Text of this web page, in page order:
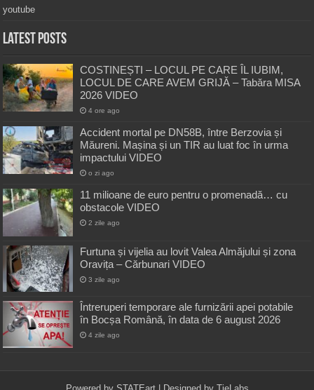
youtube
Latest Posts
COSTINEȘTI – LOCUL PE CARE ÎL IUBIM,
LOCUL DE CARE AVEM GRIJĂ – Tabăra MISA
2026 VIDEO
4 ore ago
Accident mortal pe DN58B, între Berzovia și
Măureni. Mașina și un TIR au luat foc în urma
impactului VIDEO
o zi ago
11 milioane de euro pentru o promenadă… cu
obstacole VIDEO
2 zile ago
Furtuna și vijelia au lovit Valea Almăjului și zona
Oravița – Cărbunari VIDEO
3 zile ago
Întreruperi temporare ale furnizării apei potabile
în Bocșa Română, în data de 6 august 2026
4 zile ago